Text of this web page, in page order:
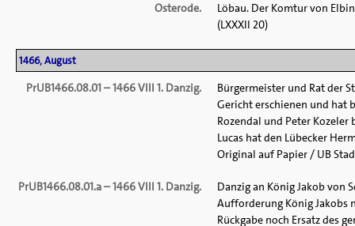
Osterode.
Löbau. Der Komtur von
(LXXXII 20)
1466, August
PrUB1466.08.01 – 1466 VIII 1. Danzig.
Bürgermeister und Rat der
Gericht erschienen und hat
Rozendal und Peter Kozeler
Lucas hat den Lübecker
Original auf Papier / UB Stadt
PrUB1466.08.01.a – 1466 VIII 1. Danzig.
Danzig an König Jakob von
Aufforderung König Jakobs
Rückgabe noch Ersatz des